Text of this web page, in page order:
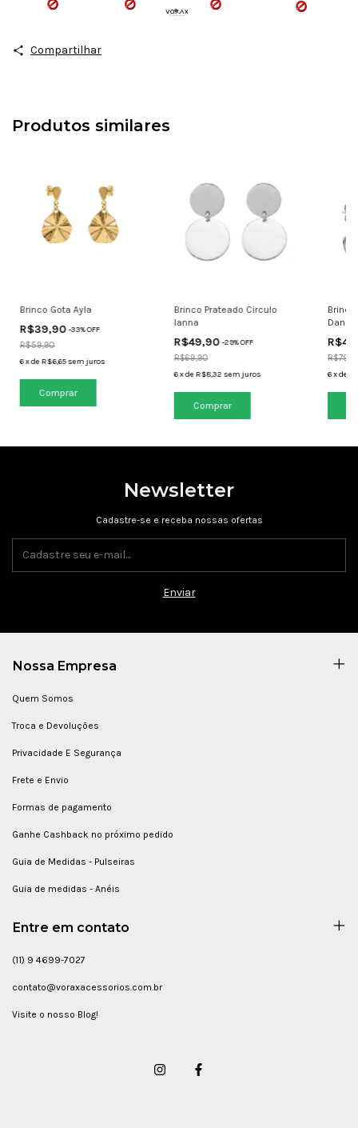
Compartilhar
Produtos similares
Brinco Gota Ayla
R$39,90-33% OFF
R$59,90
6xdeR$6,65sem juros
Brinco Prateado Circulo
Ianna
R$49,90-29% OFF
R$69,90
6xdeR$8,32 sem juros
Brinco
6xde
Newsletter
Cadastre-se e receba nossas ofertas
Nossa Empresa
Quem Somos
Troca e Devoluções
Privacidade E Segurança
Frete e Envio
Formas de pagamento
Ganhe Cashback no próximo pedido
Guia de Medidas - Pulseiras
Guia de medidas - Anéis
Entre em contato
(11) 9 4699-7027
contato@voraxacessorios.com.br
Visite o nosso Blog!